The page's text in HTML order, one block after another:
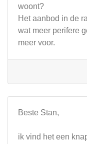
woont?
Het aanbod in de
wat meer perifere
meer voor.
Beste Stan,
ik vind het een